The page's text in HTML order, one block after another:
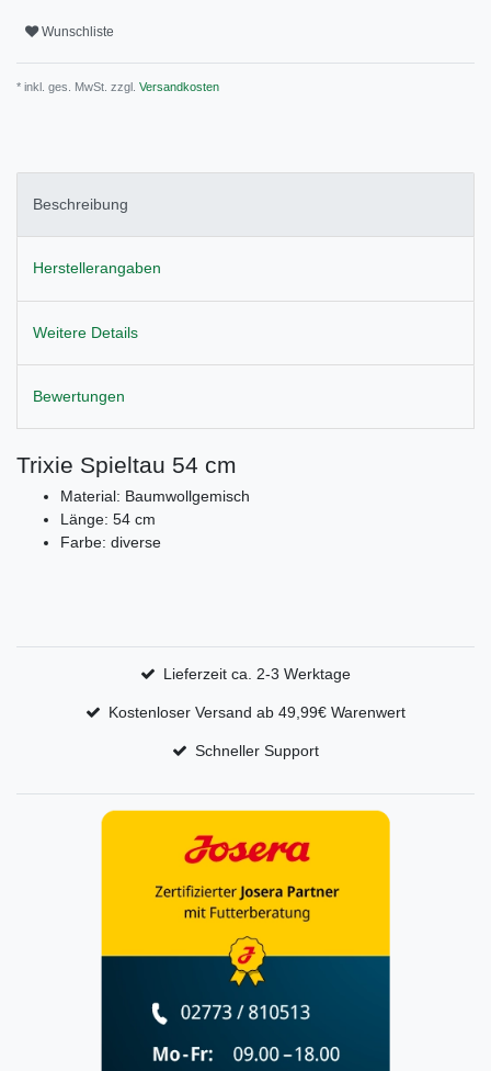
Wunschliste
* inkl. ges. MwSt. zzgl. Versandkosten
Beschreibung
Herstellerangaben
Weitere Details
Bewertungen
Trixie Spieltau 54 cm
Material: Baumwollgemisch
Länge: 54 cm
Farbe: diverse
Lieferzeit ca. 2-3 Werktage
Kostenloser Versand ab 49,99€ Warenwert
Schneller Support